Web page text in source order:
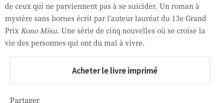
de ceux qui ne parviennent pas à se suicider. Un roman à
mystère sans bornes écrit par l'auteur lauréat du 13e Grand
Prix Kono Misu. Une série de cinq nouvelles où se croise la
vie des personnes qui ont du mal à vivre.
Acheter le livre imprimé
Partager